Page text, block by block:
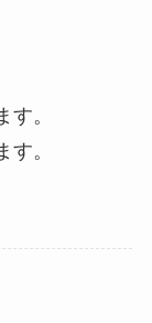
。
。